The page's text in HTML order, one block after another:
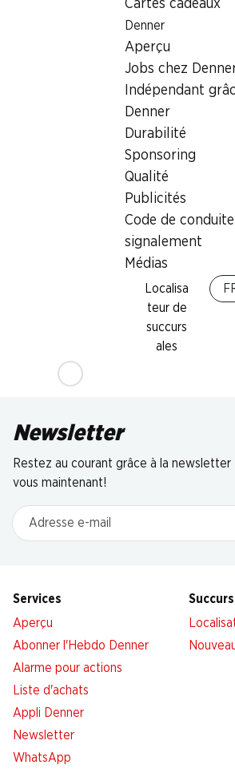
Cartes cadeaux
Denner
Aperçu
Jobs chez
Indépendant
Denner
Durabilité
Sponsoring
Qualité
Publicités
Code de
signalement
Médias
Localisa
teur de
succurs
ales
* Non cumulable avec d’autres
bons et rabais spéciaux.
Biscuits aux céréales Petite
* Comparaison concurrentielle
Newsletter
Restez au courant grâce à la newsletter
vous maintenant!
Adresse e-mail
Services
Aperçu
Abonner l'Hebdo Denner
Alarme pour actions
Liste d'achats
Appli Denner
Newsletter
WhatsApp